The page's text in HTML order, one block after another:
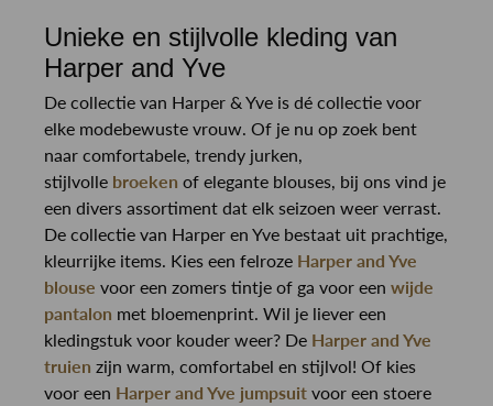
Unieke en stijlvolle kleding van
Harper and Yve
De collectie van Harper & Yve is dé collectie voor
elke modebewuste vrouw. Of je nu op zoek bent
naar comfortabele, trendy jurken,
stijlvolle broeken of elegante blouses, bij ons vind je
een divers assortiment dat elk seizoen weer verrast.
De collectie van Harper en Yve bestaat uit prachtige,
kleurrijke items. Kies een felroze Harper and Yve
blouse voor een zomers tintje of ga voor een wijde
pantalon met bloemenprint. Wil je liever een
kledingstuk voor kouder weer? De Harper and Yve
truien zijn warm, comfortabel en stijlvol! Of kies
voor een Harper and Yve jumpsuit voor een stoere